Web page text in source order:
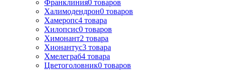
Франклиния0 товаров
Халимодендрон0 товаров
Хамеропс4 товара
Хилопсис0 товаров
Химонант2 товара
Хионантус3 товара
Хмелеграб4 товара
Цветоголовник0 товаров